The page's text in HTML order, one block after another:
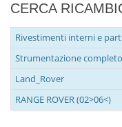
CERCA
Rivestimenti interni e
Strumentazione completo
Land_Rover
RANGE ROVER (02>06<)